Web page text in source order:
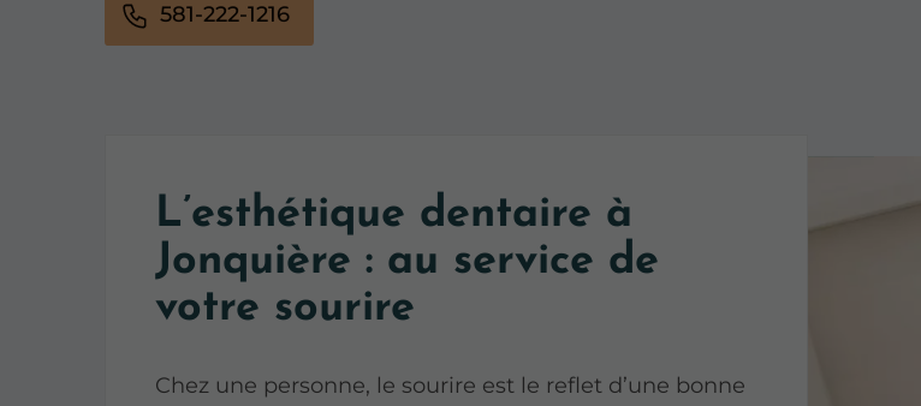
581-222-1216
L’esthétique dentaire à
Jonquière : au service de
votre sourire
Chez une personne, le sourire est le reflet d’une bonne